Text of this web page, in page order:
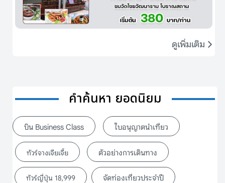
ดูเพิ่มเติม
คำค้นหา ยอดนิยม
บิน Business Class ใบอนุญาตนำเที่ยว
ทัวร์จางเจียเจี้ย ตัวอย่างการเดินทาง
ทัวร์ญี่ปุ่น 18,999 จัดท่องเที่ยวประจำปี